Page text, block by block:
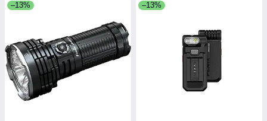
–13% –13%